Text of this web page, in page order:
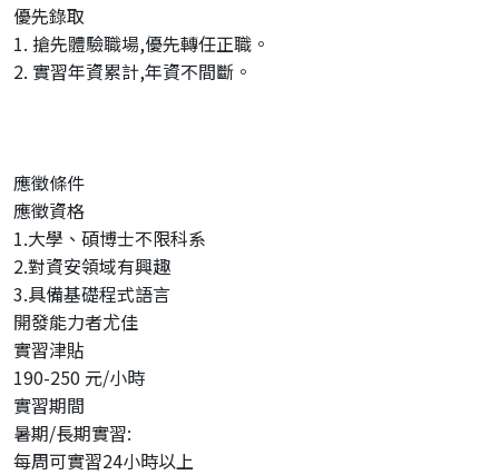
優先錄取
1. 搶先體驗職場,優先轉任正職。
2. 實習年資累計,年資不間斷。
應徵條件
應徵資格
1.大學、碩博士不限科系
2.對資安領域有興趣
3.具備基礎程式語言
開發能力者尤佳
實習津貼
190-250 元/小時
實習期間
暑期/長期實習:
每周可實習24小時以上